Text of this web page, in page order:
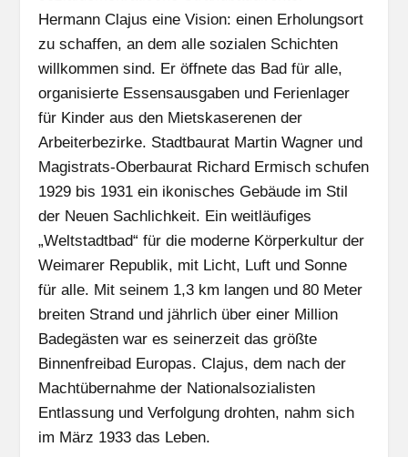
Hermann Clajus eine Vision: einen Erholungsort
zu schaffen, an dem alle sozialen Schichten
willkommen sind. Er öffnete das Bad für alle,
organisierte Essensausgaben und Ferienlager
für Kinder aus den Mietskaserenen der
Arbeiterbezirke. Stadtbaurat Martin Wagner und
Magistrats-Oberbaurat Richard Ermisch schufen
1929 bis 1931 ein ikonisches Gebäude im Stil
der Neuen Sachlichkeit. Ein weitläufiges
„Weltstadtbad“ für die moderne Körperkultur der
Weimarer Republik, mit Licht, Luft und Sonne
für alle. Mit seinem 1,3 km langen und 80 Meter
breiten Strand und jährlich über einer Million
Badegästen war es seinerzeit das größte
Binnenfreibad Europas. Clajus, dem nach der
Machtübernahme der Nationalsozialisten
Entlassung und Verfolgung drohten, nahm sich
im März 1933 das Leben.